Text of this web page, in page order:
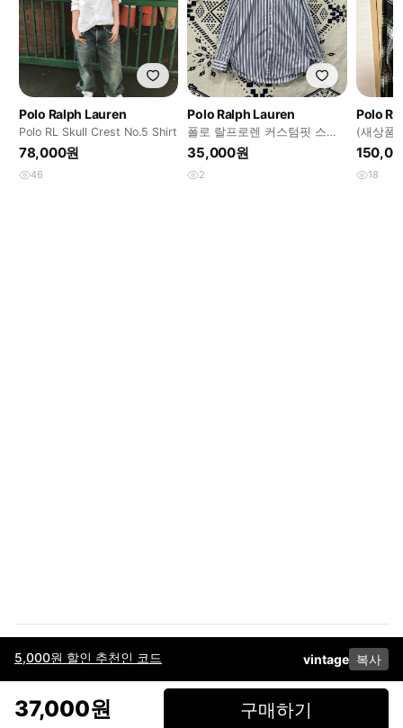
5,000원 할인 추천인 코드 vintage 복사
37,000원 구매하기
Polo Ralph Lauren
Polo RL Skull Crest No.5 Shirt
78,000원
46
Polo Ralph Lauren
폴로 랄프로렌 커스텀핏 스트
라이프 셔츠 41-84 P00390
35,000원
2
Polo
(새상품
체크 셔
핏
18
이용약관고객센터판매개인정보 처리방침사업자 정보다운로드
페이스북